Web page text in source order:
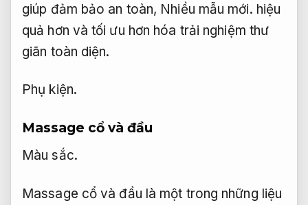
giúp đảm bảo an toàn, Nhiều mẫu mới. hiệu
quả hơn và tối ưu hơn hóa trải nghiệm thư
giãn toàn diện.
Phụ kiện.
Massage cổ và đầu
Màu sắc.
Massage cổ và đầu là một trong những liệu